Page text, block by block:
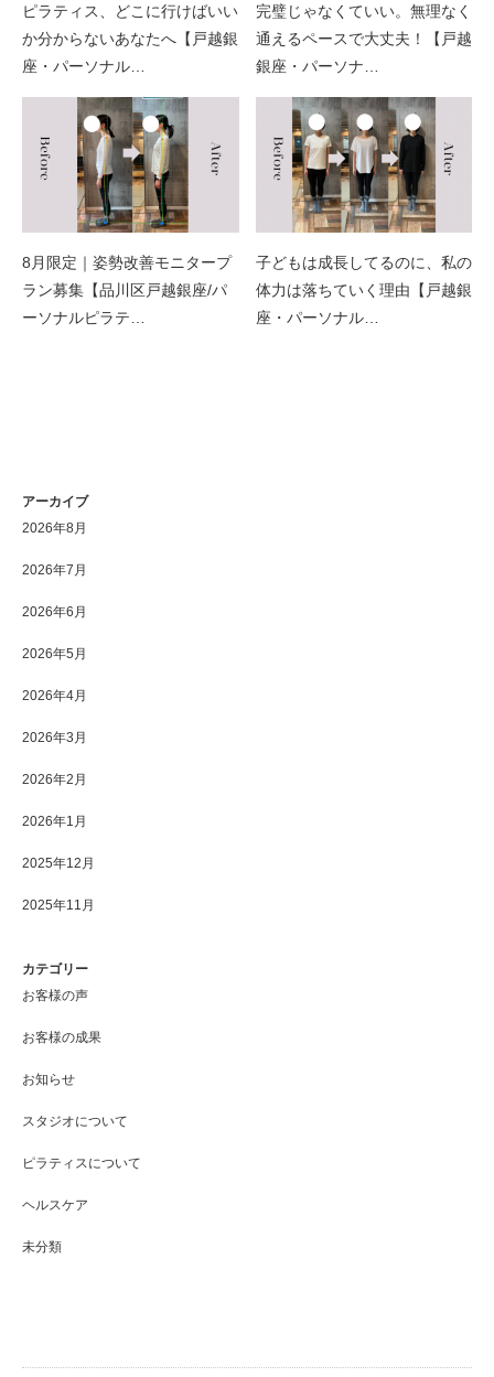
ピラティス、どこに行けばいい
か分からないあなたへ【戸越銀
座・パーソナル…
完璧じゃなくていい。無理なく
通えるペースで大丈夫！【戸越
銀座・パーソナ…
8月限定｜姿勢改善モニタープ
ラン募集【品川区戸越銀座/パ
ーソナルピラテ…
子どもは成長してるのに、私の
体力は落ちていく理由【戸越銀
座・パーソナル…
アーカイブ
2026年8月
2026年7月
2026年6月
2026年5月
2026年4月
2026年3月
2026年2月
2026年1月
2025年12月
2025年11月
カテゴリー
お客様の声
お客様の成果
お知らせ
スタジオについて
ピラティスについて
ヘルスケア
未分類